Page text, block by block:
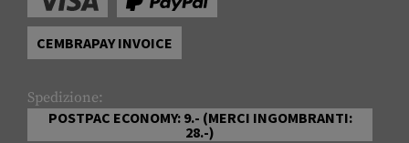
CEMBRAPAY INVOICE
Spedizione:
POSTPAC ECONOMY: 9.- (MERCI INGOMBRANTI:
28.-)